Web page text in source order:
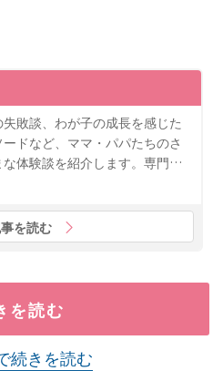
敗談、わが子の成長を感じた
ードなど、ママ・パパたちのさ
な体験談を紹介します。専門…
を読む
を読む
続きを読む